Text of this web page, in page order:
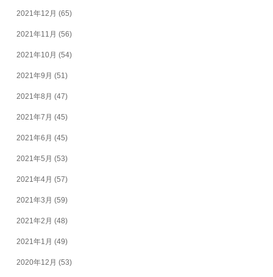
2021年12月 (65)
2021年11月 (56)
2021年10月 (54)
2021年9月 (51)
2021年8月 (47)
2021年7月 (45)
2021年6月 (45)
2021年5月 (53)
2021年4月 (57)
2021年3月 (59)
2021年2月 (48)
2021年1月 (49)
2020年12月 (53)